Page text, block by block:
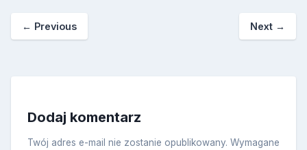
← Previous Next →
Dodaj komentarz
Twój adres e-mail nie zostanie opublikowany. Wymagane